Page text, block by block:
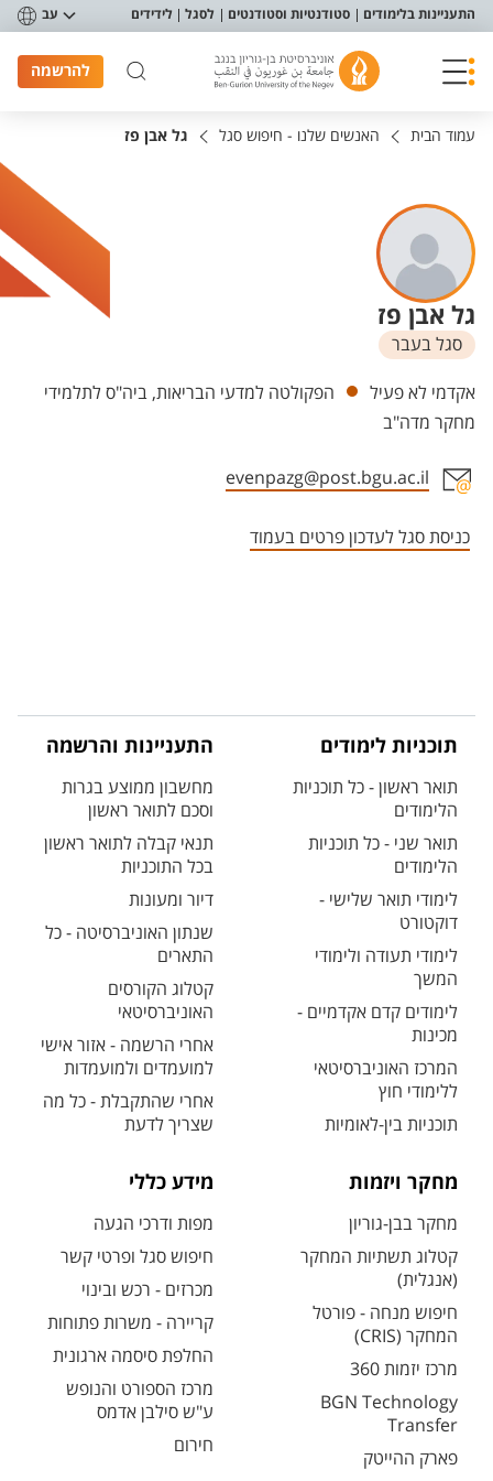
תפריט נגישות
התעניינות בלימודים סטודנטיות וסטודנטים לסגל לידידים עב
להרשמה
עמוד הבית האנשים שלנו - חיפוש סגל גל אבן פז
גל אבן פז
סגל בעבר
יחידות
אקדמי לא פעיל
הפקולטה למדעי הבריאות, ביה"ס לתלמידי
מחקר מדה"ב
evenpazg@post.bgu.ac.il
כניסת סגל לעדכון פרטים בעמוד
תוכניות לימודים
תואר ראשון - כל תוכניות
הלימודים
תואר שני - כל תוכניות
הלימודים
לימודי תואר שלישי -
דוקטורט
לימודי תעודה ולימודי
המשך
לימודים קדם אקדמיים -
מכינות
המרכז האוניברסיטאי
ללימודי חוץ
תוכניות בין-לאומיות
התעניינות והרשמה
מחשבון ממוצע בגרות
וסכם לתואר ראשון
תנאי קבלה לתואר ראשון
בכל התוכניות
דיור ומעונות
שנתון האוניברסיטה - כל
התארים
קטלוג הקורסים
האוניברסיטאי
אחרי הרשמה - אזור אישי
למועמדים ולמועמדות
אחרי שהתקבלת - כל מה
שצריך לדעת
מחקר ויזמות
מחקר בבן-גוריון
קטלוג תשתיות המחקר
(אנגלית)
חיפוש מנחה - פורטל
המחקר (CRIS)
מרכז יזמות 360
BGN Technology
Transfer
פארק ההייטק
מידע כללי
מפות ודרכי הגעה
חיפוש סגל ופרטי קשר
מכרזים - רכש ובינוי
קריירה - משרות פתוחות
החלפת סיסמה ארגונית
מרכז הספורט והנופש
ע"ש סילבן אדמס
חירום